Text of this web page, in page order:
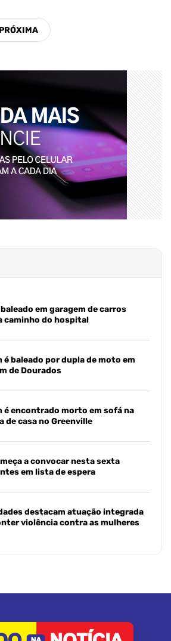
em garagem de carros
caminho do hospital
é baleado por dupla de moto em
de Dourados
é encontrado morto em sofá na
de casa no Greenville
a convocar nesta sexta
em lista de espera
destacam atuação integrada
violência contra as mulheres